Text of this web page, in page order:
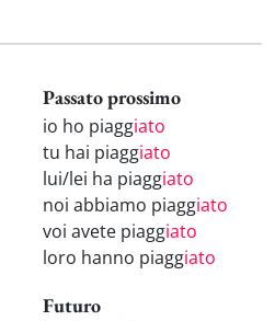
Passato prossimo
io ho piaggiato
tu hai piaggiato
lui/lei ha piaggiato
noi abbiamo piaggiato
voi avete piaggiato
loro hanno piaggiato
Futuro